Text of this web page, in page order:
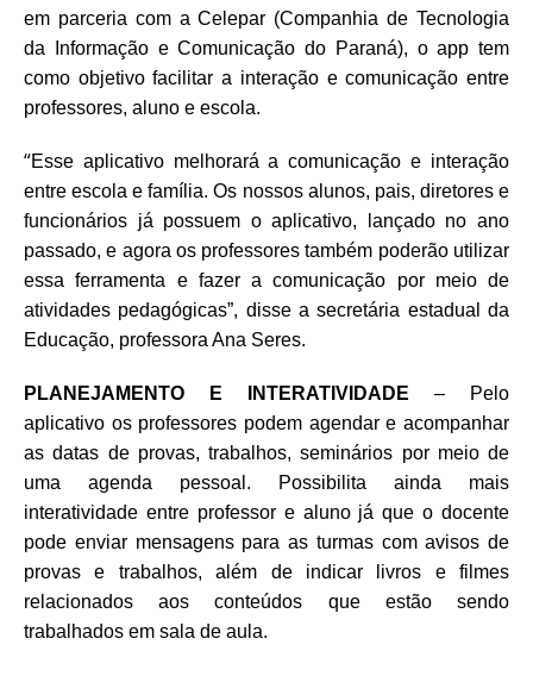
em parceria com a Celepar (Companhia de Tecnologia
da Informação e Comunicação do Paraná), o app tem
como objetivo facilitar a interação e comunicação entre
professores, aluno e escola.
“Esse aplicativo melhorará a comunicação e interação
entre escola e família. Os nossos alunos, pais, diretores e
funcionários já possuem o aplicativo, lançado no ano
passado, e agora os professores também poderão utilizar
essa ferramenta e fazer a comunicação por meio de
atividades pedagógicas”, disse a secretária estadual da
Educação, professora Ana Seres.
PLANEJAMENTO E INTERATIVIDADE – Pelo
aplicativo os professores podem agendar e acompanhar
as datas de provas, trabalhos, seminários por meio de
uma agenda pessoal. Possibilita ainda mais
interatividade entre professor e aluno já que o docente
pode enviar mensagens para as turmas com avisos de
provas e trabalhos, além de indicar livros e filmes
relacionados aos conteúdos que estão sendo
trabalhados em sala de aula.